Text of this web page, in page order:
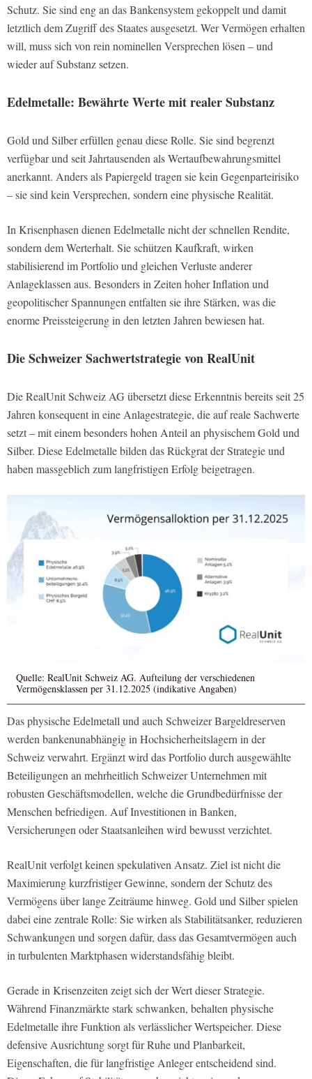
Schutz. Sie sind eng an das Bankensystem gekoppelt und damit
letztlich dem Zugriff des Staates ausgesetzt. Wer Vermögen erhalten
will, muss sich von rein nominellen Versprechen lösen – und
wieder auf Substanz setzen.
Edelmetalle: Bewährte Werte mit realer Substanz
Gold und Silber erfüllen genau diese Rolle. Sie sind begrenzt
verfügbar und seit Jahrtausenden als Wertaufbewahrungsmittel
anerkannt. Anders als Papiergeld tragen sie kein Gegenparteirisiko
– sie sind kein Versprechen, sondern eine physische Realität.
In Krisenphasen dienen Edelmetalle nicht der schnellen Rendite,
sondern dem Werterhalt. Sie schützen Kaufkraft, wirken
stabilisierend im Portfolio und gleichen Verluste anderer
Anlageklassen aus. Besonders in Zeiten hoher Inflation und
geopolitischer Spannungen entfalten sie ihre Stärken, was die
enorme Preissteigerung in den letzten Jahren bewiesen hat.
Die Schweizer Sachwertstrategie von RealUnit
Die RealUnit Schweiz AG übersetzt diese Erkenntnis bereits seit 25
Jahren konsequent in eine Anlagestrategie, die auf reale Sachwerte
setzt – mit einem besonders hohen Anteil an physischem Gold und
Silber. Diese Edelmetalle bilden das Rückgrat der Strategie und
haben massgeblich zum langfristigen Erfolg beigetragen.
Quelle: RealUnit Schweiz AG. Aufteilung der verschiedenen
Vermögensklassen per 31.12.2025 (indikative Angaben)
Das physische Edelmetall und auch Schweizer Bargeldreserven
werden bankenunabhängig in Hochsicherheitslagern in der
Schweiz verwahrt. Ergänzt wird das Portfolio durch ausgewählte
Beteiligungen an mehrheitlich Schweizer Unternehmen mit
robusten Geschäftsmodellen, welche die Grundbedürfnisse der
Menschen befriedigen. Auf Investitionen in Banken,
Versicherungen oder Staatsanleihen wird bewusst verzichtet.
RealUnit verfolgt keinen spekulativen Ansatz. Ziel ist nicht die
Maximierung kurzfristiger Gewinne, sondern der Schutz des
Vermögens über lange Zeiträume hinweg. Gold und Silber spielen
dabei eine zentrale Rolle: Sie wirken als Stabilitätsanker, reduzieren
Schwankungen und sorgen dafür, dass das Gesamtvermögen auch
in turbulenten Marktphasen widerstandsfähig bleibt.
Gerade in Krisenzeiten zeigt sich der Wert dieser Strategie.
Während Finanzmärkte stark schwanken, behalten physische
Edelmetalle ihre Funktion als verlässlicher Wertspeicher. Diese
defensive Ausrichtung sorgt für Ruhe und Planbarkeit,
Eigenschaften, die für langfristige Anleger entscheidend sind.